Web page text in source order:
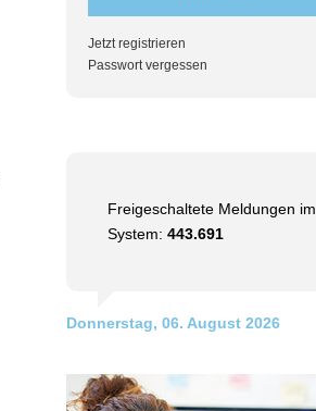
Jetzt registrieren
Passwort vergessen
Freigeschaltete Meldungen im
System: 443.691
Donnerstag, 06. August 2026